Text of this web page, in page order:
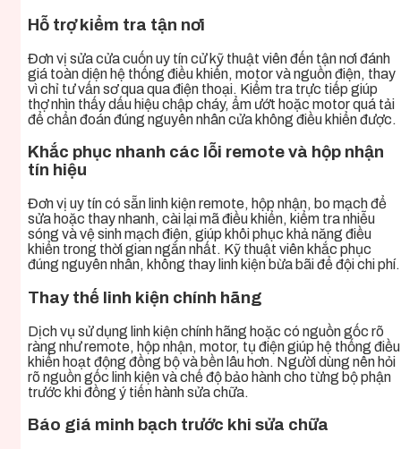
Hỗ trợ kiểm tra tận nơi
Đơn vị sửa cửa cuốn uy tín cử kỹ thuật viên đến tận nơi đánh
giá toàn diện hệ thống điều khiển, motor và nguồn điện, thay
vì chỉ tư vấn sơ qua qua điện thoại. Kiểm tra trực tiếp giúp
thợ nhìn thấy dấu hiệu chập cháy, ẩm ướt hoặc motor quá tải
để chẩn đoán đúng nguyên nhân cửa không điều khiển được.
Khắc phục nhanh các lỗi remote và hộp nhận
tín hiệu
Đơn vị uy tín có sẵn linh kiện remote, hộp nhận, bo mạch để
sửa hoặc thay nhanh, cài lại mã điều khiển, kiểm tra nhiễu
sóng và vệ sinh mạch điện, giúp khôi phục khả năng điều
khiển trong thời gian ngắn nhất. Kỹ thuật viên khắc phục
đúng nguyên nhân, không thay linh kiện bừa bãi để đội chi phí.
Thay thế linh kiện chính hãng
Dịch vụ sử dụng linh kiện chính hãng hoặc có nguồn gốc rõ
ràng như remote, hộp nhận, motor, tụ điện giúp hệ thống điều
khiển hoạt động đồng bộ và bền lâu hơn. Người dùng nên hỏi
rõ nguồn gốc linh kiện và chế độ bảo hành cho từng bộ phận
trước khi đồng ý tiến hành sửa chữa.
Báo giá minh bạch trước khi sửa chữa